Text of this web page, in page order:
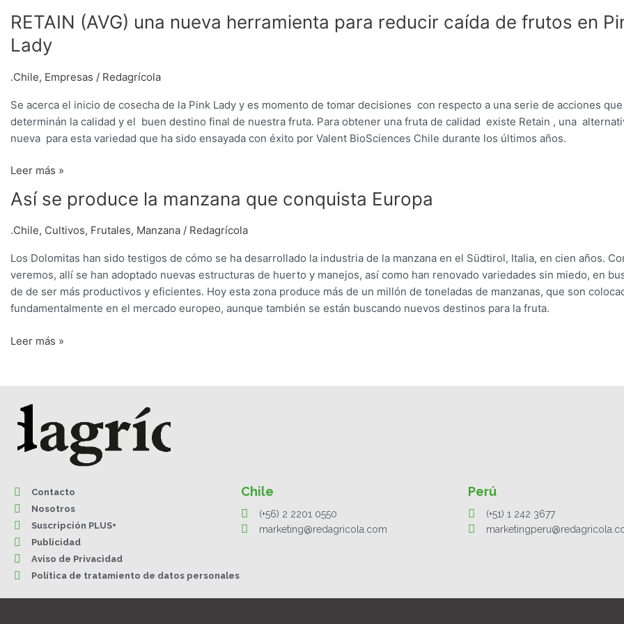
RETAIN (AVG) una nueva herramienta para reducir caída de frutos en
Lady
.Chile, Empresas / Redagrícola
Se acerca el inicio de cosecha de la Pink Lady y es momento de tomar decisiones con respecto a una serie de acciones que
determinán la calidad y el buen destino final de nuestra fruta. Para obtener una fruta de calidad existe Retain , una
nueva para esta variedad que ha sido ensayada con éxito por Valent BioSciences Chile durante los últimos años.
Leer más »
Así se produce la manzana que conquista Europa
.Chile, Cultivos, Frutales, Manzana / Redagrícola
Los Dolomitas han sido testigos de cómo se ha desarrollado la industria de la manzana en el Südtirol, Italia, en cien años.
veremos, allí se han adoptado nuevas estructuras de huerto y manejos, así como han renovado variedades sin miedo, en
de de ser más productivos y eficientes. Hoy esta zona produce más de un millón de toneladas de manzanas, que son
fundamentalmente en el mercado europeo, aunque también se están buscando nuevos destinos para la fruta.
Así
produce
manzana
que
conquista
Europa
Leer más »
Contacto
Nosotros
Suscripción PLUS+
Publicidad
Aviso de Privacidad
Política de tratamiento de datos personales
Chile
(+56) 2 2201 0550
marketing@redagricola.com
Perú
(+51) 1 242 3677